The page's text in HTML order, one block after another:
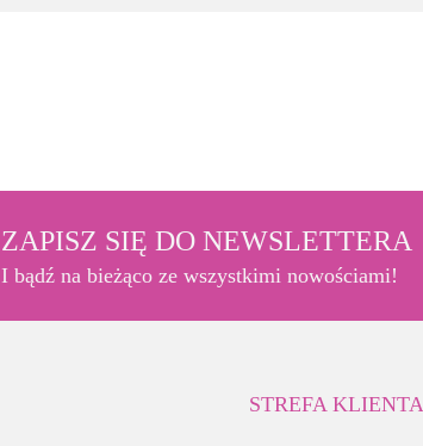
ZAPISZ SIĘ DO NEWSLETTERA
I bądź na bieżąco ze wszystkimi nowościami!
STREFA KLIENTA